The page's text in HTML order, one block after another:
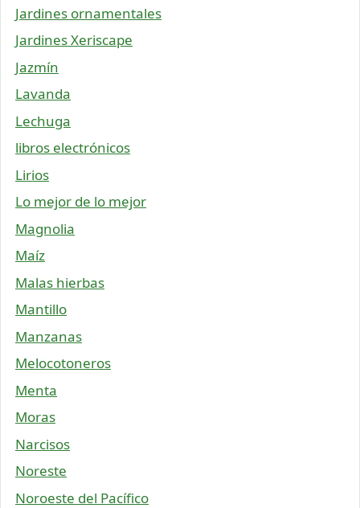
Jardines ornamentales
Jardines Xeriscape
Jazmín
Lavanda
Lechuga
libros electrónicos
Lirios
Lo mejor de lo mejor
Magnolia
Maíz
Malas hierbas
Mantillo
Manzanas
Melocotoneros
Menta
Moras
Narcisos
Noreste
Noroeste del Pacífico